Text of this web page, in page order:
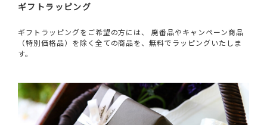
ギフトラッピング
ギフトラッピングをご希望の方には、 廃番品やキャンペーン商品
（特別価格品）を除く全ての商品を、無料でラッピングいたしま
す。